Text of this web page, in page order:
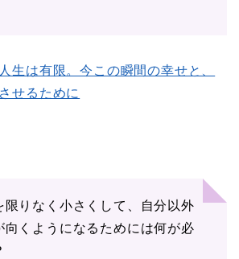
人生は有限。今この瞬間の幸せと、
せるために
限りなく小さくして、自分以外
向くようになるためには何が必